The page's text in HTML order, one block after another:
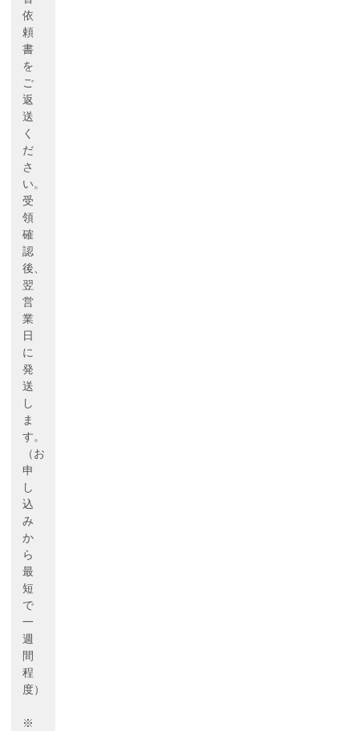
依
頼
書
を
ご
返
送
く
だ
さ
い。
受
領
確
認
後、
翌
営
業
日
に
発
送
し
ま
す。
（お
申
し
込
み
か
ら
最
短
で
一
週
間
程
度）
※